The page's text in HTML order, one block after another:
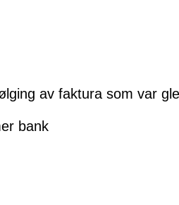
av faktura som var
bank